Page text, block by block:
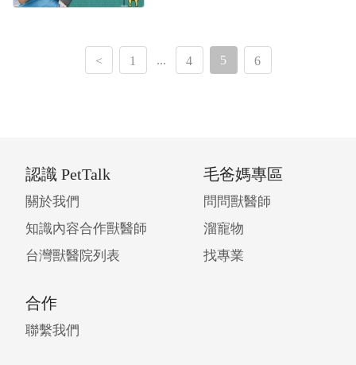
< 1 ... 4 5 6
認識 PetTalk
關於我們
知識內容合作獸醫師
台灣獸醫院列表
毛爸媽專區
問問獸醫師
溜寵物
找專業
合作
聯繫我們